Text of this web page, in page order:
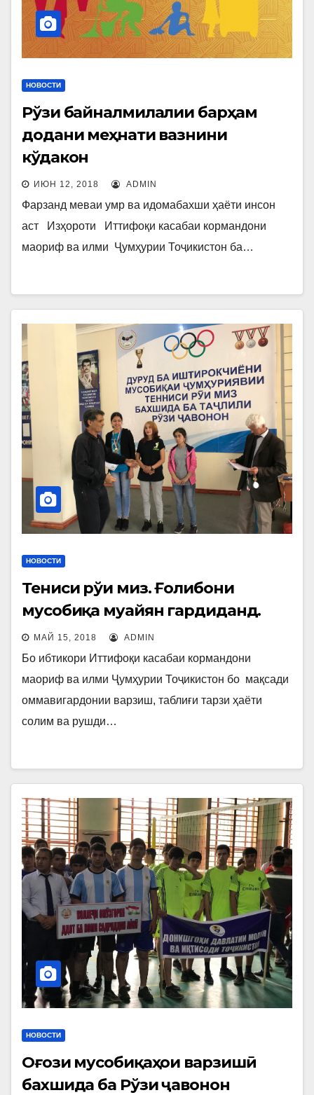
НОВОСТИ
Рўзи байналмилалии барҳам
додани меҳнати вазнини
кўдакон
ИЮН 12, 2018 ADMIN
Фарзанд меваи умр ва идомабахши ҳаёти инсон
аст Изҳороти Иттифоқи касабаи кормандони
маориф ва илми Ҷумҳурии Тоҷикистон ба…
НОВОСТИ
Тениси рўи миз. Ғолибони
мусобиқа муайян гардиданд.
МАЙ 15, 2018 ADMIN
Бо ибтикори Иттифоқи касабаи кормандони
маориф ва илми Ҷумҳурии Тоҷикистон бо мақсади
оммавигардонии варзиш, таблиғи тарзи ҳаёти
солим ва рушди…
НОВОСТИ
Оғози мусобиқаҳои варзишӣ
бахшида ба Рўзи ҷавонон